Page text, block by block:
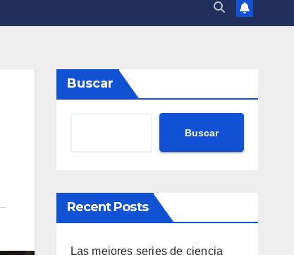
Buscar
Buscar
Recent Posts
Las mejores series de ciencia